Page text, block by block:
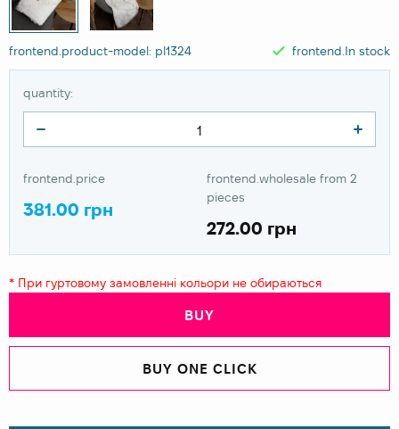
frontend.product-model: pl1324 frontend.In stock
quantity:
frontend.price
381.00 грн
frontend.wholesale from 2
pieces
272.00 грн
* При гуртовому замовленні кольори не обираються
BUY
BUY ONE CLICK